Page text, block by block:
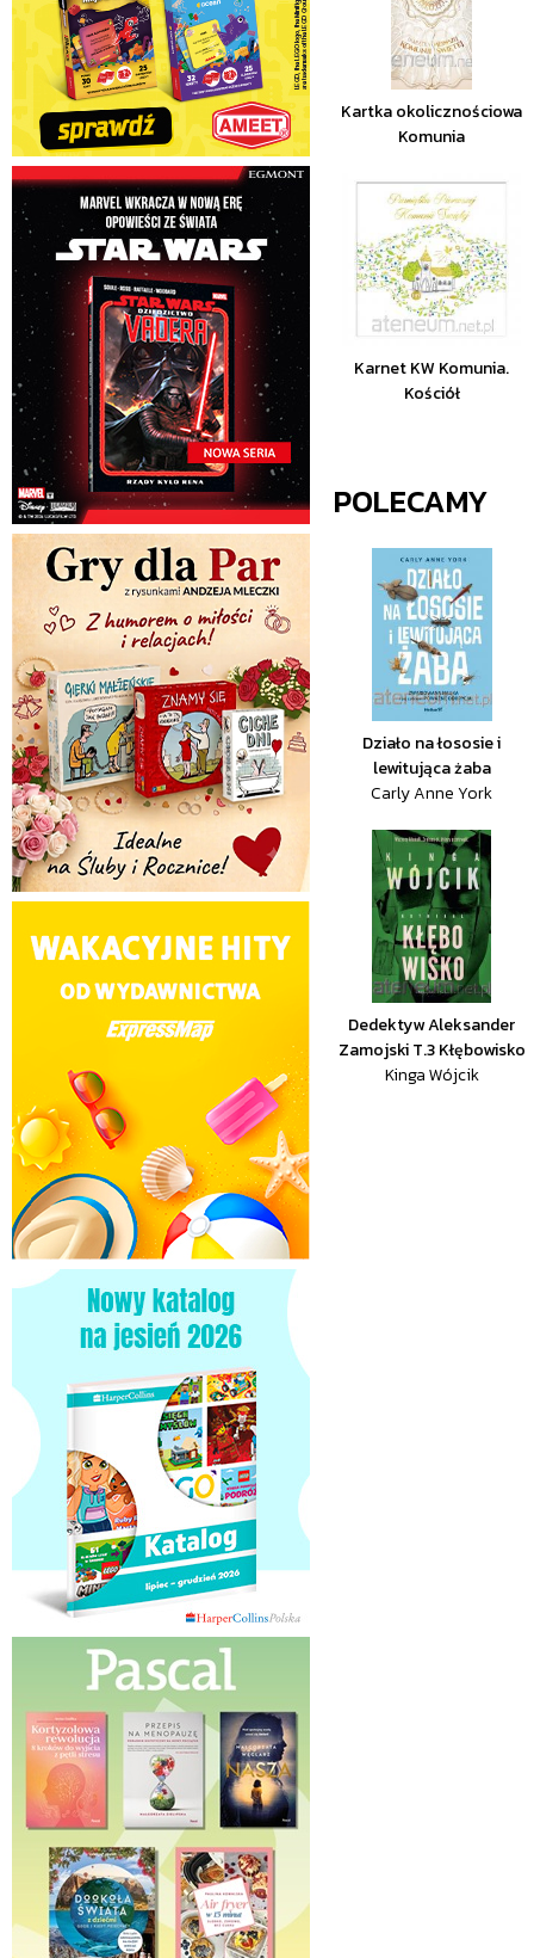
Kartka okolicznościowa
Komunia
Karnet KW Komunia.
Kościół
POLECAMY
Działo na łososie i
lewitująca żaba
Carly Anne York
Dedektyw Aleksander
Zamojski T.3 Kłębowisko
Kinga Wójcik